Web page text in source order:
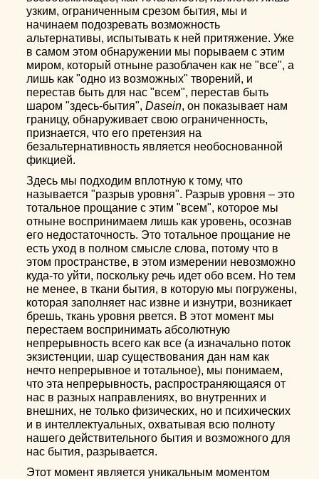
узким, ограниченным срезом бытия, мы и
начинаем подозревать возможность
альтернативы, испытывать к ней притяжение. Уже
в самом этом обнаружении мы порываем с этим
миром, который отныне разоблачен как не "все", а
лишь как "одно из возможных" творений, и
перестав быть для нас "всем", перестав быть
шаром "здесь-бытия",Dasein, он показывает нам
границу, обнаруживает свою ограниченность,
признается, что его претензия на
безальтернативность является необоснованной
фикцией.
Здесь мы подходим вплотную к тому, что
называется "разрыв уровня". Разрыв уровня – это
тотальное прощание с этим "всем", которое мы
отныне воспринимаем лишь как уровень, осознав
его недостаточность. Это тотальное прощание не
есть уход в полном смысле слова, потому что в
этом пространстве, в этом измерении невозможно
куда-то уйти, поскольку речь идет обо всем. Но тем
не менее, в ткани бытия, в которую мы погружены,
которая заполняет нас извне и изнутри, возникает
брешь, ткань уровня рвется. В этот момент мы
перестаем воспринимать абсолютную
непрерывность всего как все (а изначально поток
экзистенции, шар существования дан нам как
нечто непрерывное и тотальное), мы понимаем,
что эта непрерывность, распространяющаяся от
нас в разных направлениях, во внутренних и
внешних, не только физических, но и психических
и в интеллектуальных, охватывая всю полноту
нашего действительного бытия и возможного для
нас бытия, разрывается.
Этот момент является уникальным моментом